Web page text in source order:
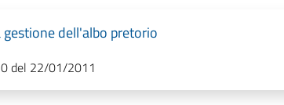
dell'albo pretorio
del 22/01/2011